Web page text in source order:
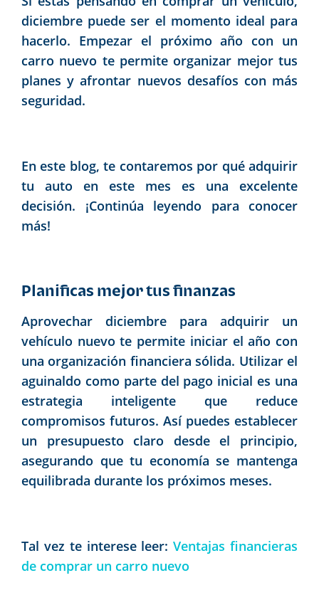
diciembre puede ser el momento ideal para
hacerlo. Empezar el próximo año con un
carro nuevo te permite organizar mejor tus
planes y afrontar nuevos desafíos con más
seguridad.
En este blog, te contaremos por qué adquirir
tu auto en este mes es una excelente
decisión. ¡Continúa leyendo para conocer
más!
Planificas mejor tus finanzas
Aprovechar diciembre para adquirir un
vehículo nuevo te permite iniciar el año con
una organización financiera sólida. Utilizar el
aguinaldo como parte del pago inicial es una
estrategia inteligente que reduce
compromisos futuros. Así puedes establecer
un presupuesto claro desde el principio,
asegurando que tu economía se mantenga
equilibrada durante los próximos meses.
Tal vez te interese leer:Ventajas financieras
de comprar un carro nuevo